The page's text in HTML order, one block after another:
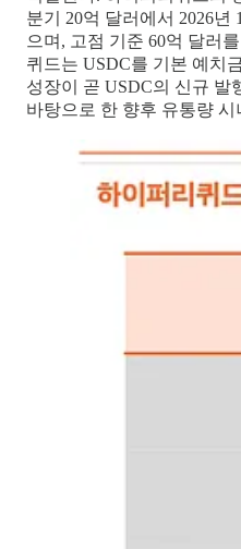
분기 20억 달러에서 2026년
으며, 고점 기준 60억 달러
퀴드는 USDC를 기본 예치
성장이 곧 USDC의 신규 발
바탕으로 한 향후 유통량